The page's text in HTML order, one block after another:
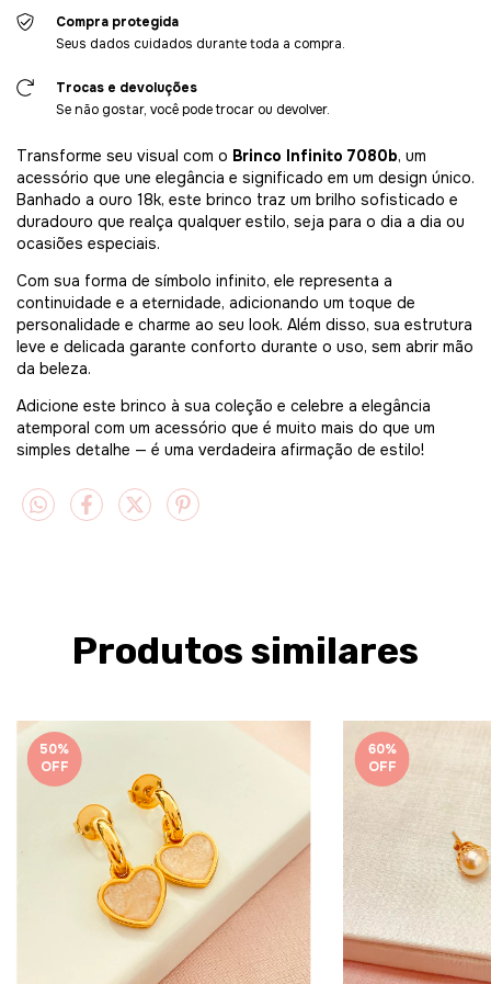
Compra protegida
Seus dados cuidados durante toda a compra.
Trocas e devoluções
Se não gostar, você pode trocar ou devolver.
Transforme seu visual com o Brinco Infinito 7080b, um
acessório que une elegância e significado em um design único.
Banhado a ouro 18k, este brinco traz um brilho sofisticado e
duradouro que realça qualquer estilo, seja para o dia a dia ou
ocasiões especiais.
Com sua forma de símbolo infinito, ele representa a
continuidade e a eternidade, adicionando um toque de
personalidade e charme ao seu look. Além disso, sua estrutura
leve e delicada garante conforto durante o uso, sem abrir mão
da beleza.
Adicione este brinco à sua coleção e celebre a elegância
atemporal com um acessório que é muito mais do que um
simples detalhe — é uma verdadeira afirmação de estilo!
Produtos similares
50%
OFF
60%
OFF